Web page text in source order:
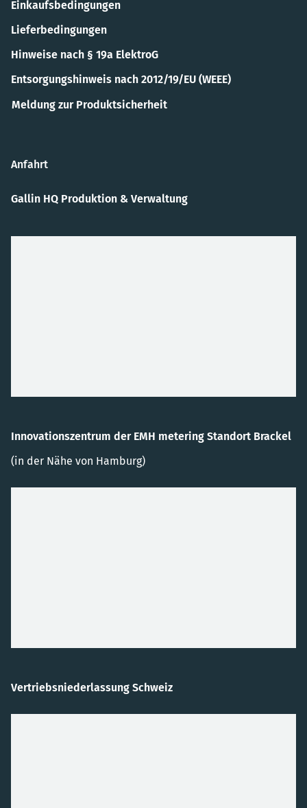
Einkaufsbedingungen
Lieferbedingungen
Hinweise nach § 19a ElektroG
Entsorgungshinweis nach 2012/19/EU (WEEE)
Meldung zur Produktsicherheit
Anfahrt
Gallin HQ Produktion & Verwaltung
Innovationszentrum der EMH metering Standort Brackel
(in der Nähe von Hamburg)
Vertriebsniederlassung Schweiz